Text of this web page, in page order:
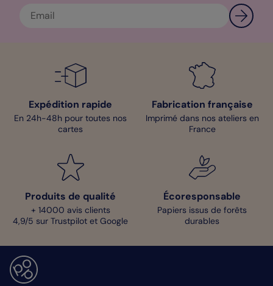
Expédition rapide
En 24h-48h pour toutes nos
cartes
Fabrication française
Imprimé dans nos ateliers en
France
Produits de qualité
+ 14000 avis clients
4,9/5 sur Trustpilot et Google
Écoresponsable
Papiers issus de forêts
durables